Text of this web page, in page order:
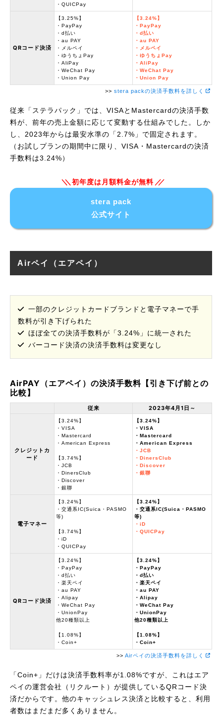
・QUICPay
QRコード決済
【3.25%】
・PayPay
・d払い
・au PAY
・メルペイ
・ゆうちょPay
・AliPay
・WeChat Pay
・Union Pay
【3.24%】
・PayPay
・d払い
・au PAY
・メルペイ
・ゆうちょPay
・AliPay
・WeChat Pay
・Union Pay
>> stera packの決済手数料を詳しく
従来「ステラパック」では、VISAとMastercardの決済手数
料が、前年の売上金額に応じて変動する仕組みでした。しか
し、2023年からは最安水準の「2.7%」で固定されます。
（お試しプランの期間中に限り、VISA・Mastercardの決済
手数料は3.24%）
初年度は月額料金が無料
stera pack
公式サイト
Airペイ（エアペイ）
一部のクレジットカードブランドと電子マネーで手
数料が引き下げられた
ほぼ全ての決済手数料が「3.24%」に統一された
バーコード決済の決済手数料は変更なし
AirPAY（エアペイ）の決済手数料【引き下げ前との
比較】
従来 2023年4月1日～
クレジットカ
ード
【3.24%】
・VISA
・Mastercard
・American Express
【3.74%】
・JCB
・DinersClub
・Discover
・銀聯
【3.24%】
・VISA
・Mastercard
・American Express
・JCB
・DinersClub
・Discover
・銀聯
電子マネー
【3.24%】
・交通系IC(Suica・PASMO
等)
【3.74%】
・iD
・QUICPay
【3.24%】
・交通系IC(Suica・PASMO
等)
・iD
・QUICPay
QRコード決済
【3.24%】
・PayPay
・d払い
・楽天ペイ
・au PAY
・Alipay
・WeChat Pay
・UnionPay
他20種類以上
【1.08%】
・Coin+
【3.24%】
・PayPay
・d払い
・楽天ペイ
・au PAY
・Alipay
・WeChat Pay
・UnionPay
他20種類以上
【1.08%】
・Coin+
>> Airペイの決済手数料を詳しく
「Coin+」だけは決済手数料率が1.08%ですが、これはエア
ペイの運営会社（リクルート）が提供しているQRコード決
済だからです。他のキャッシュレス決済と比較すると、利用
者数はまだまだ多くありません。